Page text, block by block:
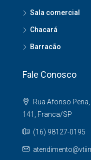
Sala comercial
Chacará
Barracão
Fale Conosco
Rua Afonso
141, Franca/SP
(16) 98127-0195